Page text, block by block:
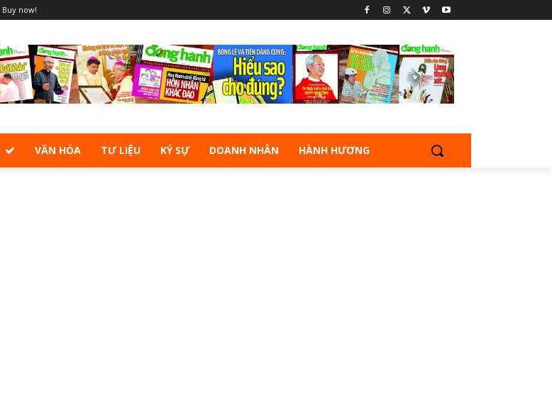
Buy now!
VĂN HÓA TƯ LIỆU KÝ SỰ DOANH NHÂN HÀNH HƯƠNG